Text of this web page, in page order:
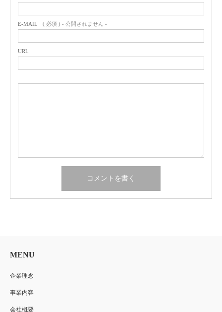
E-MAIL ( 必須 ) - 公開されません -
URL
MENU
企業理念
事業内容
会社概要